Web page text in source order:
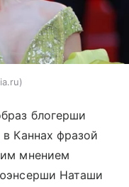
блогерши
в Каннах фразой
мнением
Наташи